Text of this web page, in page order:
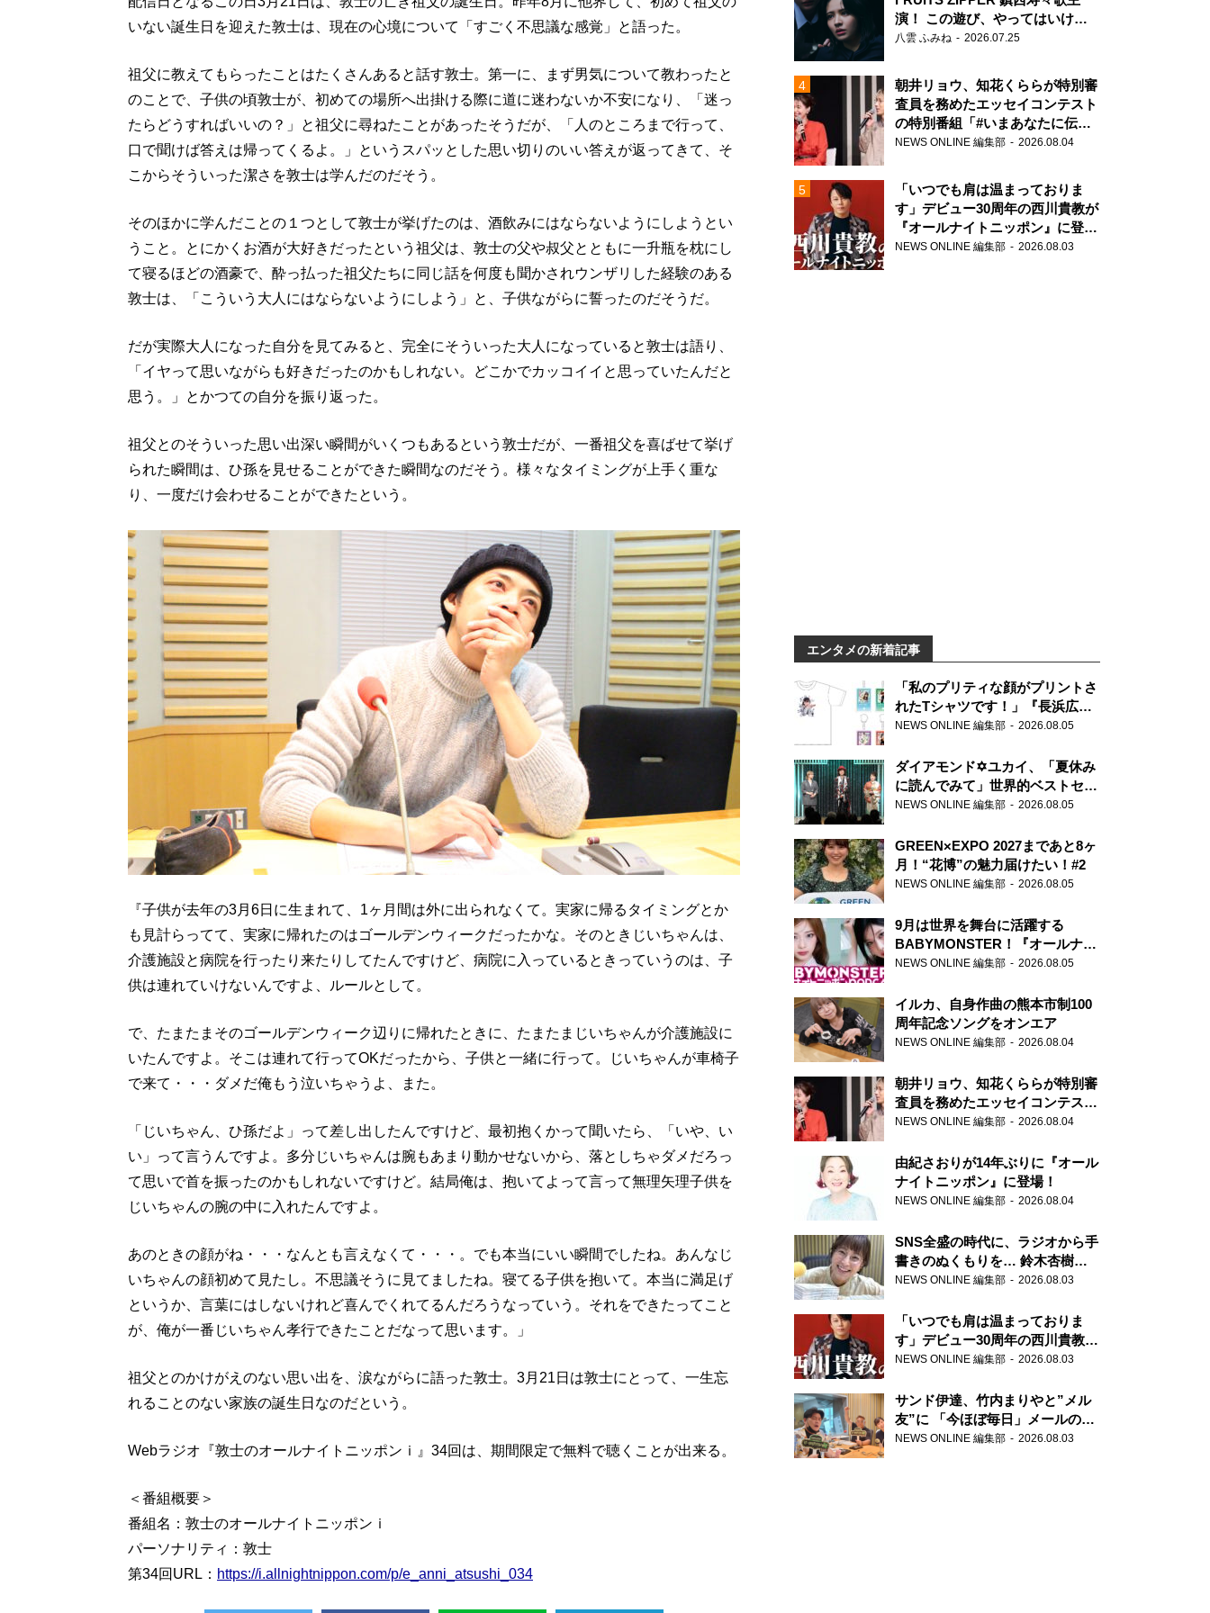
いない誕生日を迎えた敦士は、現在の心境について「すごく不思議な感覚」と語った。
祖父に教えてもらったことはたくさんあると話す敦士。第一に、まず男気について教わったと
のことで、子供の頃敦士が、初めての場所へ出掛ける際に道に迷わないか不安になり、「迷っ
たらどうすればいいの？」と祖父に尋ねたことがあったそうだが、「人のところまで行って、
口で聞けば答えは帰ってくるよ。」というスパッとした思い切りのいい答えが返ってきて、そ
こからそういった潔さを敦士は学んだのだそう。
そのほかに学んだことの１つとして敦士が挙げたのは、酒飲みにはならないようにしようとい
うこと。とにかくお酒が大好きだったという祖父は、敦士の父や叔父とともに一升瓶を枕にし
て寝るほどの酒豪で、酔っ払った祖父たちに同じ話を何度も聞かされウンザリした経験のある
敦士は、「こういう大人にはならないようにしよう」と、子供ながらに誓ったのだそうだ。
だが実際大人になった自分を見てみると、完全にそういった大人になっていると敦士は語り、
「イヤって思いながらも好きだったのかもしれない。どこかでカッコイイと思っていたんだと
思う。」とかつての自分を振り返った。
祖父とのそういった思い出深い瞬間がいくつもあるという敦士だが、一番祖父を喜ばせて挙げ
られた瞬間は、ひ孫を見せることができた瞬間なのだそう。様々なタイミングが上手く重な
り、一度だけ会わせることができたという。
『子供が去年の3月6日に生まれて、1ヶ月間は外に出られなくて。実家に帰るタイミングとか
も見計らってて、実家に帰れたのはゴールデンウィークだったかな。そのときじいちゃんは、
介護施設と病院を行ったり来たりしてたんですけど、病院に入っているときっていうのは、子
供は連れていけないんですよ、ルールとして。
で、たまたまそのゴールデンウィーク辺りに帰れたときに、たまたまじいちゃんが介護施設に
いたんですよ。そこは連れて行ってOKだったから、子供と一緒に行って。じいちゃんが車椅子
で来て・・・ダメだ俺もう泣いちゃうよ、また。
「じいちゃん、ひ孫だよ」って差し出したんですけど、最初抱くかって聞いたら、「いや、い
い」って言うんですよ。多分じいちゃんは腕もあまり動かせないから、落としちゃダメだろっ
て思いで首を振ったのかもしれないですけど。結局俺は、抱いてよって言って無理矢理子供を
じいちゃんの腕の中に入れたんですよ。
あのときの顔がね・・・なんとも言えなくて・・・。でも本当にいい瞬間でしたね。あんなじ
いちゃんの顔初めて見たし。不思議そうに見てましたね。寝てる子供を抱いて。本当に満足げ
というか、言葉にはしないけれど喜んでくれてるんだろうなっていう。それをできたってこと
が、俺が一番じいちゃん孝行できたことだなって思います。」
祖父とのかけがえのない思い出を、涙ながらに語った敦士。3月21日は敦士にとって、一生忘
れることのない家族の誕生日なのだという。
Webラジオ『敦士のオールナイトニッポンｉ』34回は、期間限定で無料で聴くことが出来る。
＜番組概要＞
番組名：敦士のオールナイトニッポンｉ
パーソナリティ：敦士
第34回URL： https://i.allnightnippon.com/p/e_anni_atsushi_034
演！ この遊び、やってはいけま
せん。
八雲 ふみね 2026.07.25
朝井リョウ、知花くららが特別審
査員を務めたエッセイコンテスト
の特別番組「#いまあなたに伝え
たいこと」
NEWS ONLINE 編集部 2026.08.04
「いつでも肩は温まっておりま
す」デビュー30周年の西川貴教が
『オールナイトニッポン』に登
場！
NEWS ONLINE 編集部 2026.08.03
エンタメの新着記事
「私のプリティな顔がプリントさ
れたTシャツです！」『長浜広奈
天下無双』初の番組グッズ発売
NEWS ONLINE 編集部 2026.08.05
ダイアモンド✡ユカイ、「夏休み
に読んでみて」世界的ベストセラ
ー『アナスタシア』を紹介
NEWS ONLINE 編集部 2026.08.05
GREEN×EXPO 2027まであと8ヶ
月！“花博”の魅力届けたい！#2
NEWS ONLINE 編集部 2026.08.05
9月は世界を舞台に活躍する
BABYMONSTER！『オールナイ
トニッポンPODCAST』月替わり
NEWS ONLINE 編集部 2026.08.05
イルカ、自身作曲の熊本市制100
周年記念ソングをオンエア
NEWS ONLINE 編集部 2026.08.04
朝井リョウ、知花くららが特別審
査員を務めたエッセイコンテスト
の特別番組「#いまあなたに伝え
NEWS ONLINE 編集部 2026.08.04
由紀さおりが14年ぶりに『オール
ナイトニッポン』に登場！
NEWS ONLINE 編集部 2026.08.04
SNS全盛の時代に、ラジオから手
書きのぬくもりを… 鈴木杏樹の
直筆はがきが届く！
郵便局
NEWS ONLINE 編集部 2026.08.03
「いつでも肩は温まっておりま
す」デビュー30周年の西川貴教が
『オールナイトニッポン』に登
NEWS ONLINE 編集部 2026.08.03
サンド伊達、竹内まりやと”メル
友”に 「今ほぼ毎日」メールのや
り取り明かす
NEWS ONLINE 編集部 2026.08.03